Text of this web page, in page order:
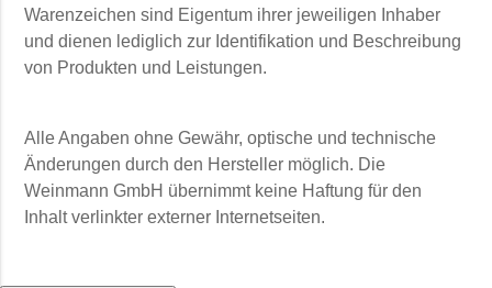
Warenzeichen sind Eigentum ihrer jeweiligen Inhaber
und dienen lediglich zur Identifikation und Beschreibung
von Produkten und Leistungen.
Alle Angaben ohne Gewähr, optische und technische
Änderungen durch den Hersteller möglich. Die
Weinmann GmbH übernimmt keine Haftung für den
Inhalt verlinkter externer Internetseiten.